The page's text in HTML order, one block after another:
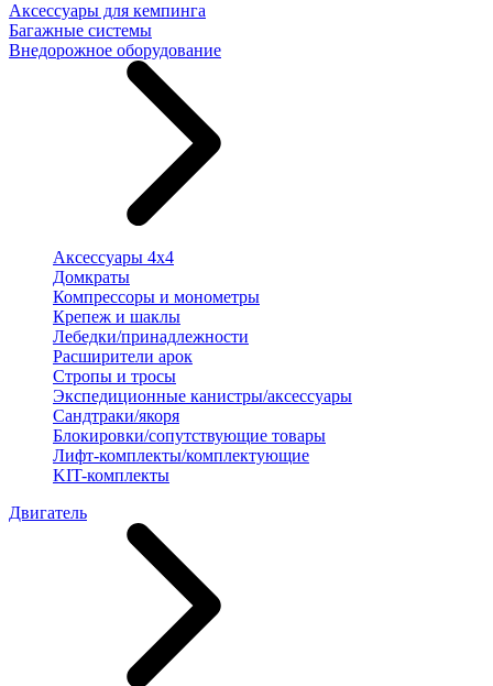
Аксессуары для кемпинга
Багажные системы
Внедорожное оборудование
Аксессуары 4х4
Домкраты
Компрессоры и монометры
Крепеж и шаклы
Лебедки/принадлежности
Расширители арок
Стропы и тросы
Экспедиционные канистры/аксессуары
Сандтраки/якоря
Блокировки/сопутствующие товары
Лифт-комплекты/комплектующие
KIT-комплекты
Двигатель